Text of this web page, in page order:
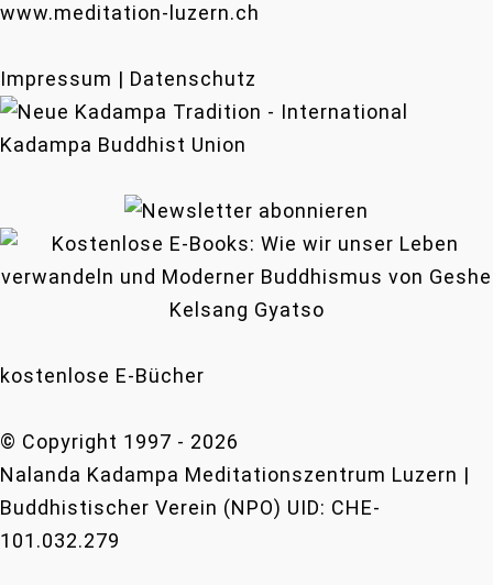
www.meditation-luzern.ch
Impressum | Datenschutz
kostenlose E-Bücher
© Copyright 1997 - 2026
Nalanda Kadampa Meditationszentrum Luzern |
Buddhistischer Verein (NPO) UID: CHE-
101.032.279